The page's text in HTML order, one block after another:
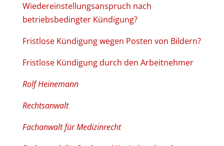
Wiedereinstellungsanspruch nach
betriebsbedingter Kündigung?
Fristlose Kündigung wegen Posten von Bildern?
Fristlose Kündigung durch den Arbeitnehmer
Rolf Heinemann
Rechtsanwalt
Fachanwalt für Medizinrecht